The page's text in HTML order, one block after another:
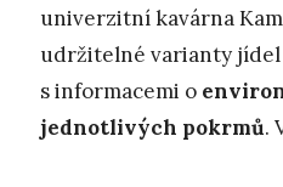
univerzitní kavárna
udržitelné varianty
s informacemi o
jednotlivých pokrmů.